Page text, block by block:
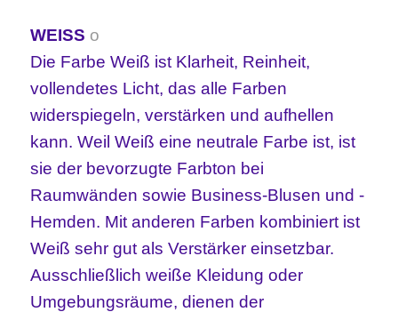
WEISS ο
Die Farbe Weiß ist Klarheit, Reinheit,
vollendetes Licht, das alle Farben
widerspiegeln, verstärken und aufhellen
kann. Weil Weiß eine neutrale Farbe ist, ist
sie der bevorzugte Farbton bei
Raumwänden sowie Business-Blusen und -
Hemden. Mit anderen Farben kombiniert ist
Weiß sehr gut als Verstärker einsetzbar.
Ausschließlich weiße Kleidung oder
Umgebungsräume, dienen der